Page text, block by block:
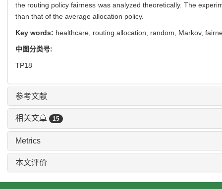
the routing policy fairness was analyzed theoretically. The
than that of the average allocation policy.
Key words: healthcare, routing allocation, random, Markov,
中图分类号:
TP18
参考文献
相关文章 15
Metrics
本文评价